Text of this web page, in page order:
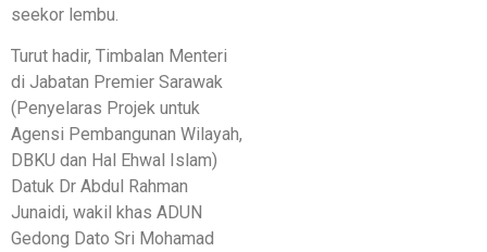
seekor lembu.
Turut hadir, Timbalan Menteri
di Jabatan Premier Sarawak
(Penyelaras Projek untuk
Agensi Pembangunan Wilayah,
DBKU dan Hal Ehwal Islam)
Datuk Dr Abdul Rahman
Junaidi, wakil khas ADUN
Gedong Dato Sri Mohamad